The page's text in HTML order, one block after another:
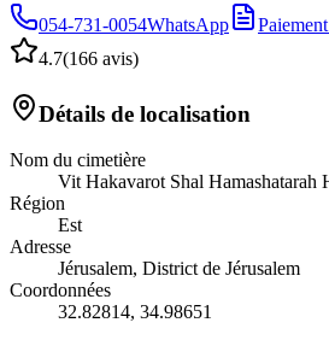
054-731-0054WhatsApp
4.7(166 avis)
Détails de localisation
Nom du cimetière
Vit Hakavarot Shal Hamashatarah
Région
Est
Adresse
Jérusalem, District de Jérusalem
Coordonnées
32.82814, 34.98651